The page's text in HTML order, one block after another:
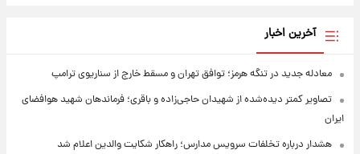
آخرین اخبار
معادله جدید در تنگه هرمز؛ توافق تهران و مسقط خارج از سناریوی ترامپ
تصاویر کمتر دیده‌شده از شهیدان حاجی‌زاده و باقری؛ فرماندهان شهید هوافضای
ایران
هشدار درباره تخلفات سرویس مدارس؛ راهکار شکایت والدین اعلام شد